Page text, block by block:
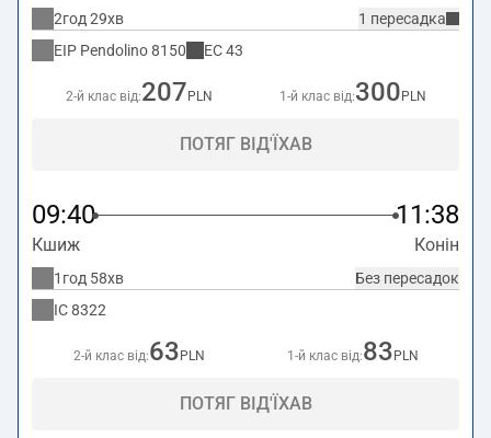
1 пересадка
2год 29хв
EIP Pendolino8150 EC43
2-й клас від:207 PLN 1-й клас від:300 PLN
ПОТЯГ ВІД'ЇХАВ
09:40 11:38
Кшиж Конін
Без пересадок
1год 58хв
IC8322
2-й клас від:63 PLN 1-й клас від:83 PLN
ПОТЯГ ВІД'ЇХАВ